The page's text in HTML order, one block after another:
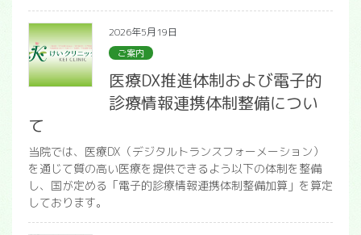
2026年5月19日
ご案内
医療DX推進体制および電子的
診療情報連携体制整備につい
て
当院では、医療DX（デジタルトランスフォーメーション）
を通じて質の高い医療を提供できるよう以下の体制を整備
し、国が定める「電子的診療情報連携体制整備加算」を算定
しております。